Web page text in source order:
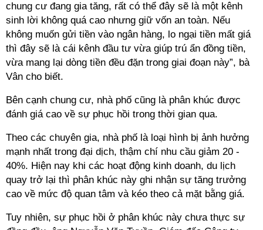
chung cư đang gia tăng, rất có thể đây sẽ là một kênh
sinh lời không quá cao nhưng giữ vốn an toàn. Nếu
không muốn gửi tiền vào ngân hàng, lo ngại tiền mất giá
thì đây sẽ là cái kênh đầu tư vừa giúp trú ẩn đồng tiền,
vừa mang lại dòng tiền đều đặn trong giai đoạn này”, bà
Vân cho biết.
Bên cạnh chung cư, nhà phố cũng là phân khúc được
đánh giá cao về sự phục hồi trong thời gian qua.
Theo các chuyên gia, nhà phố là loại hình bị ảnh hưởng
mạnh nhất trong đại dịch, thậm chí nhu cầu giảm 20 -
40%. Hiện nay khi các hoạt động kinh doanh, du lịch
quay trở lại thì phân khúc này ghi nhận sự tăng trưởng
cao về mức độ quan tâm và kéo theo cả mặt bằng giá.
Tuy nhiên, sự phục hồi ở phân khúc này chưa thực sự